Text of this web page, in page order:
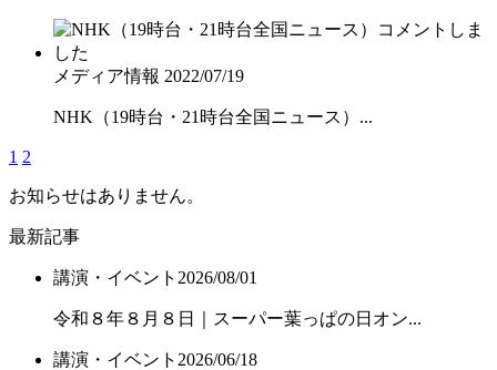
メディア情報 2022/07/19
NHK（19時台・21時台全国ニュース）...
1 2
お知らせはありません。
最新記事
講演・イベント 2026/08/01
令和８年８月８日｜スーパー葉っぱの日オン...
講演・イベント 2026/06/18